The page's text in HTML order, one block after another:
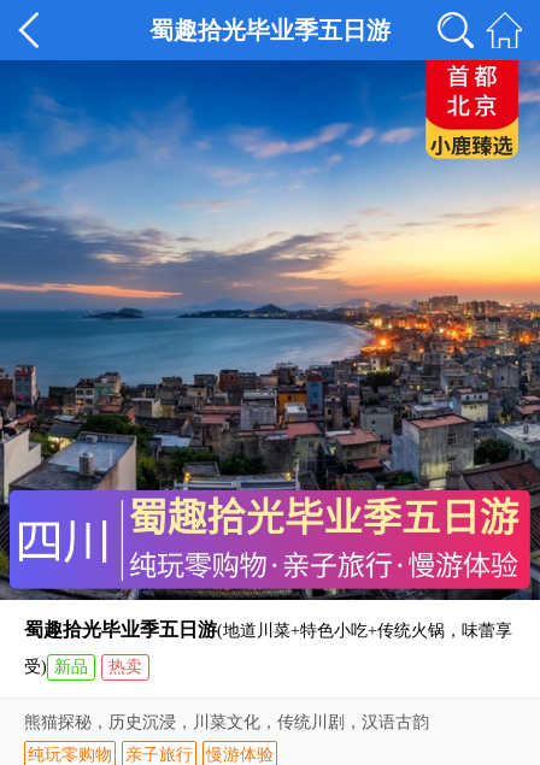
蜀趣拾光毕业季五日游
蜀趣拾光毕业季五日游(地道川菜+特色小吃+传统火锅，味蕾享
受) 新品 热卖
熊猫探秘，历史沉浸，川菜文化，传统川剧，汉语古韵
纯玩零购物
亲子旅行 慢游体验